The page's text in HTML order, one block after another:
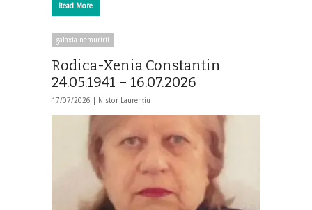
Read More
galaxia nemuririi
Rodica-Xenia Constantin
24.05.1941 – 16.07.2026
17/07/2026 | Nistor Laurențiu